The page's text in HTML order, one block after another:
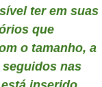
ter em suas
que
o tamanho, a
nas